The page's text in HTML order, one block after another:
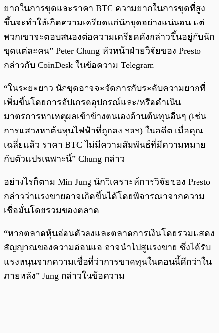
ยากในการขุดและราคา BTC ความยากในการขุดที่สูง
ขึ้นจะทำให้เกิดความเครียดแก่นักขุดอย่างแน่นอน แต่
พวกเขาจะตอบสนองต่อความเครียดดังกล่าวขึ้นอยู่กับนัก
ขุดแต่ละคน” Peter Chung หัวหน้าฝ่ายวิจัยของ Presto
กล่าวกับ CoinDesk ในข้อความ Telegram
“ในระยะยาว นักขุดอาจจะจัดการกับระดับความยากที่
เพิ่มขึ้นโดยการอัปเกรดอุปกรณ์และ/หรือดำเนิน
มาตรการหาเหตุผลเข้าข้างตนเองด้านต้นทุนอื่นๆ (เช่น
การแสวงหาต้นทุนไฟฟ้าที่ถูกลง ฯลฯ) ในอดีต เมื่อคุณ
เฉลี่ยแล้ว ราคา BTC ไม่มีความสัมพันธ์ที่มีความหมาย
กับตัวแปรเฉพาะนี้” Chung กล่าว
อย่างไรก็ตาม Min Jung นักวิเคราะห์การวิจัยของ Presto
กล่าวว่าแรงขายอาจเกิดขึ้นได้โดยพิจารณาจากความ
เชื่อมั่นโดยรวมของตลาด
“หากตลาดหุ้นอ่อนตัวลงและตลาดการเงินโดยรวมแสดง
สัญญาณของความอ่อนแอ อาจนำไปสู่แรงขาย ซึ่งได้รับ
แรงหนุนจากความเชื่อที่ว่าการขาดทุนในตอนนี้ดีกว่าใน
ภายหลัง” Jung กล่าวในข้อความ